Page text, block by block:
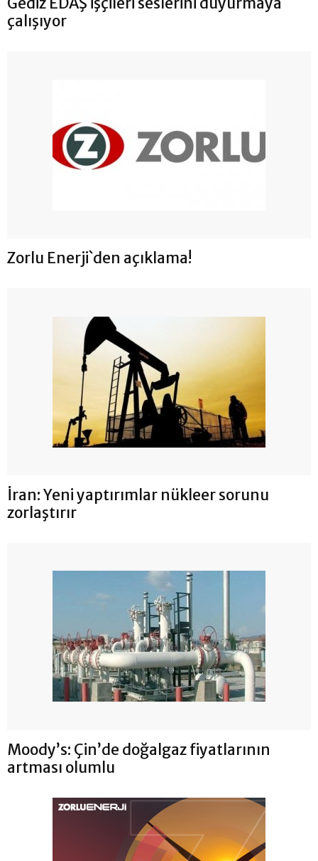
çalışıyor
Zorlu Enerji`den açıklama!
İran: Yeni yaptırımlar nükleer sorunu
zorlaştırır
Moody’s: Çin’de doğalgaz fiyatlarının
artması olumlu